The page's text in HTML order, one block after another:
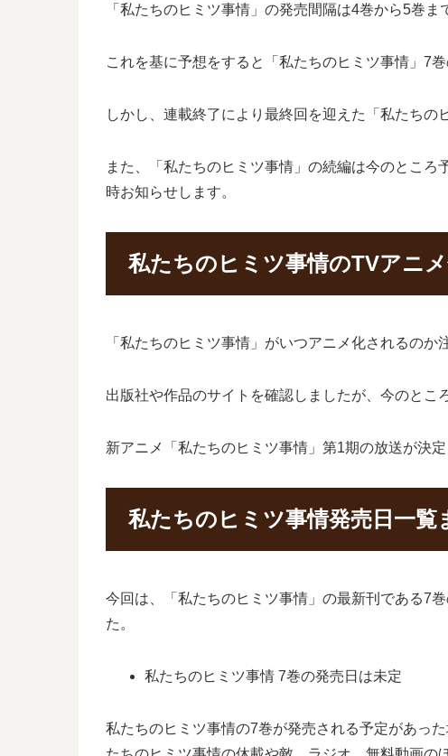
「私たちのヒミツ事情」の発売間隔は4巻から5巻
これを基に予想をすると「私たちのヒミツ事情」7
しかし、連載終了により最終回を迎えた「私たち
また、「私たちのヒミツ事情」の続編は今のとこ
時お知らせします。
私たちのヒミツ事情のTVアニ
「私たちのヒミツ事情」がいつアニメ化されるのか
出版社や作品のサイトを確認しましたが、今のと
新アニメ「私たちのヒミツ事情」第1期の放送が決
私たちのヒミツ事情発売日一覧
今回は、「私たちのヒミツ事情」の最新刊である7
た。
私たちのヒミツ事情 7巻の発売日は未定
私たちのヒミツ事情の7巻が発売される予定があっ